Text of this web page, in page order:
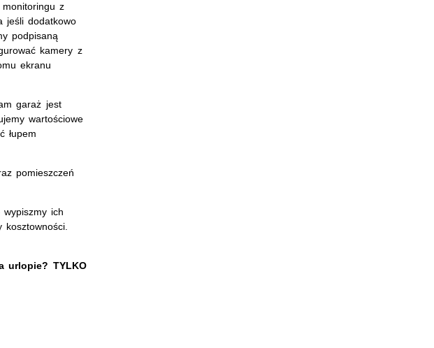
z
jeśli dodatkowo
podpisaną
kamery z
ekranu
garaż jest
wartościowe
łupem
pomieszczeń
ich
urlopie? TYLKO